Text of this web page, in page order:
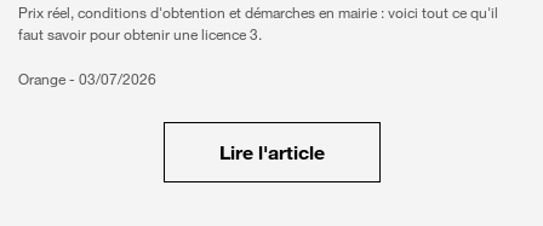
Prix réel, conditions d'obtention et démarches en mairie : voici tout ce qu'il
faut savoir pour obtenir une licence 3.
Orange - 03/07/2026
Lire l'article